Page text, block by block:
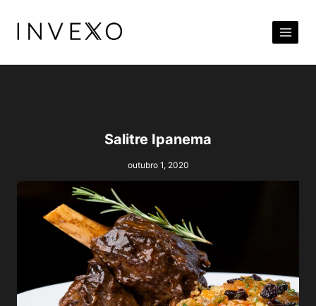
para
Conteúdo
Salitre Ipanema
outubro 1, 2020